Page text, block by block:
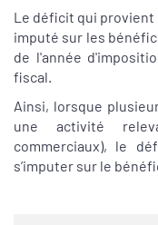
Le déficit qui provient
imputé sur les
de l'année
fiscal.
Ainsi, lorsque
une activité
commerciaux), le
s’imputer sur le